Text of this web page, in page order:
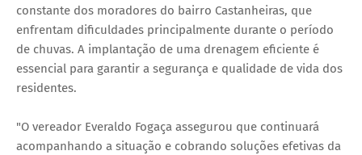
constante dos moradores do bairro Castanheiras, que
enfrentam dificuldades principalmente durante o período
de chuvas. A implantação de uma drenagem eficiente é
essencial para garantir a segurança e qualidade de vida dos
residentes.
"O vereador Everaldo Fogaça assegurou que continuará
acompanhando a situação e cobrando soluções efetivas da